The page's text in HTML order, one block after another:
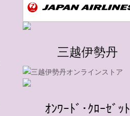
三越伊勢丹
ｵﾝﾜｰﾄﾞ･ｸﾛｰｾﾞｯﾄ